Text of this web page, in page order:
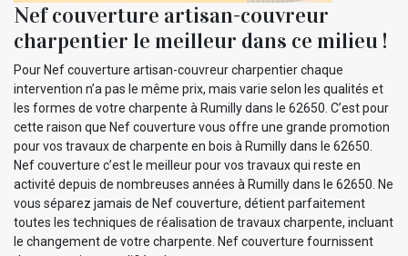
Nef couverture artisan-couvreur
charpentier le meilleur dans ce milieu !
Pour Nef couverture artisan-couvreur charpentier chaque
intervention n’a pas le même prix, mais varie selon les qualités et
les formes de votre charpente à Rumilly dans le 62650. C’est pour
cette raison que Nef couverture vous offre une grande promotion
pour vos travaux de charpente en bois à Rumilly dans le 62650.
Nef couverture c’est le meilleur pour vos travaux qui reste en
activité depuis de nombreuses années à Rumilly dans le 62650. Ne
vous séparez jamais de Nef couverture, détient parfaitement
toutes les techniques de réalisation de travaux charpente, incluant
le changement de votre charpente. Nef couverture fournissent